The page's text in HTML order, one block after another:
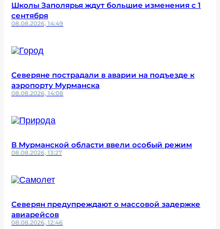
Школы Заполярья ждут большие изменения с 1
сентября
08.08.2026, 14:49
Северяне пострадали в аварии на подъезде к
аэропорту Мурманска
08.08.2026, 14:08
В Мурманской области ввели особый режим
08.08.2026, 13:27
Северян предупреждают о массовой задержке
авиарейсов
08.08.2026, 12:46